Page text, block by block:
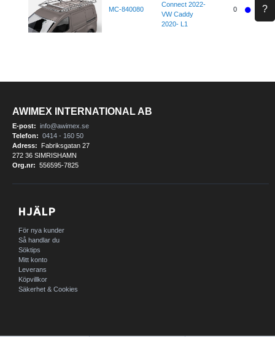
MC-840080
Connect 2022-
VW Caddy
2020- L1
0 ?
AWIMEX INTERNATIONAL AB
E-post: info@awimex.se
Telefon: 0414 - 160 50
Adress:
Fabriksgatan 27
272 36 SIMRISHAMN
Org.nr: 556595-7825
HJÄLP
För nya kunder
Så handlar du
Söktips
Mitt konto
Leverans
Köpvillkor
Säkerhet & Cookies